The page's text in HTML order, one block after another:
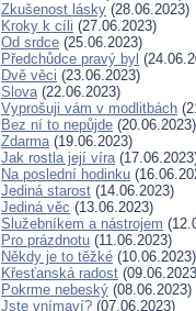
Zkušenost lásky (28.06.2023)
Kroky k cíli (27.06.2023)
Od srdce (25.06.2023)
Předchůdce pravý byl
Dvě věci (23.06.2023)
Slova(22.06.2023)
Vyprošuji vám v modlitbách
Bez ní to nepůjde (20.06.2023)
Zdarma(19.06.2023)
Jak rostla její víra
Na poslední hodinku
Jediná starost (14.06.2023)
Jediná věc (13.06.2023)
Služebníkem a nástrojem
Pro prázdnotu (11.06.2023)
Někdy je to těžké (10.06.2023)
Křesťanská radost
Pokrme nebeský (08.06.2023)
Jste vnímaví? (07.06.2023)